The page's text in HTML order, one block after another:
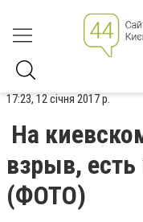
17:23, 12 січня 2017 р.
На
взрыв,
(ФОТО)